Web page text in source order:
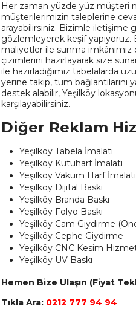
Her zaman yüzde yüz müşteri
müşterilerimizin taleplerine
arayabilirsiniz. Bizimle
gözlemleyerek keşif
maliyetler ile sunma
çizimlerini hazırlayarak size
ile hazırladığımız tabelalarda
yerine takıp, tüm
destek alabilir, Yeşilköy
karşılayabilirsiniz.
Diğer Reklam
Yeşilköy Tabela İmalatı
Yeşilköy Kutuharf İmalatı
Yeşilköy Vakum Harf İmalatı
Yeşilköy Dijital Baskı
Yeşilköy Branda Baskı
Yeşilköy Folyo Baskı
Yeşilköy Cam Giydirme
Yeşilköy Cephe Giydirme
Yeşilköy CNC Kesim
Yeşilköy UV Baskı
Hemen Bize Ulaşın (Fiyat
Tıkla Ara: 0212 777 94 94